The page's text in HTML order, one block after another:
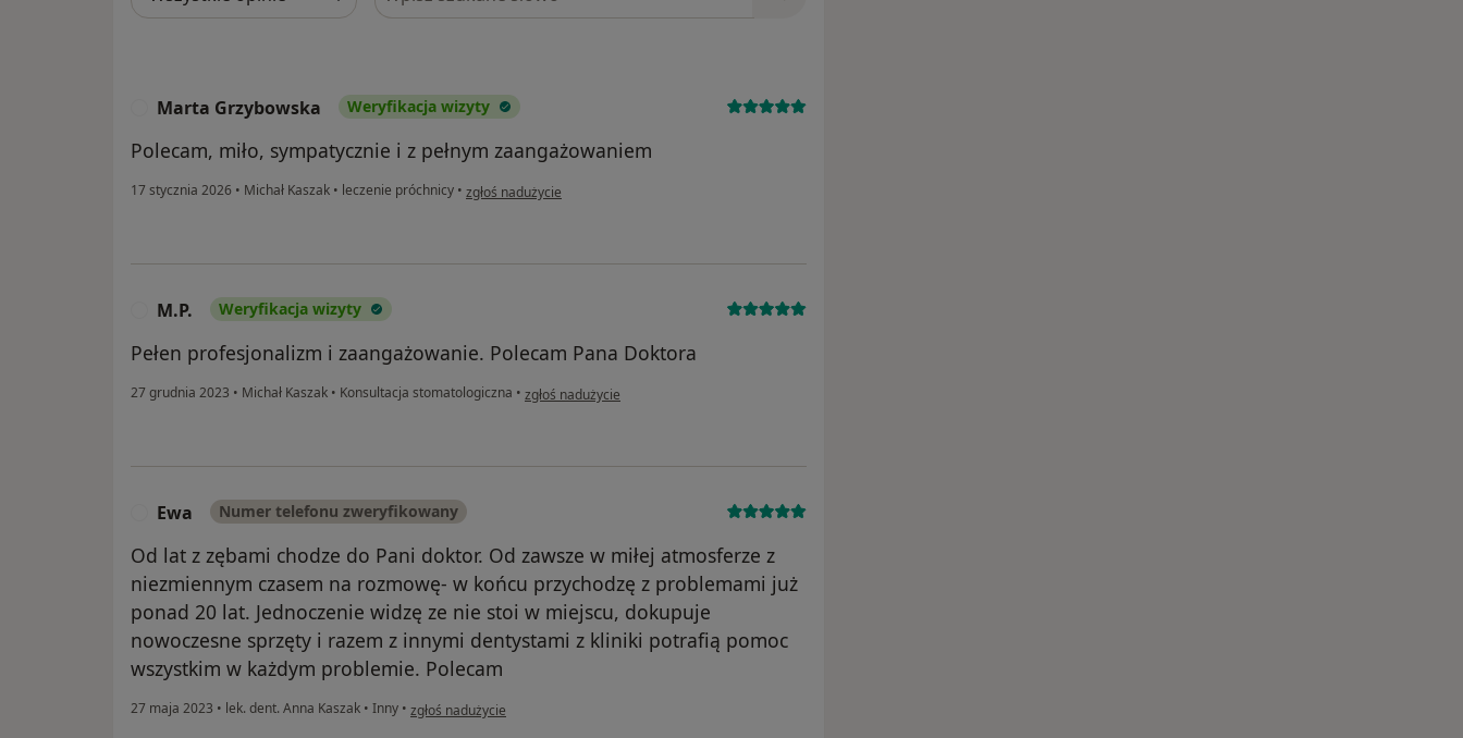
Marta Grzybowska Weryfikacja wizyty
Polecam, miło, sympatycznie i z pełnym zaangażowaniem
17 stycznia 2026 • Michał Kaszak • leczenie próchnicy • w opinii użytkownika Marta Grzybowska
zgłoś nadużycie
M.P. Weryfikacja wizyty
Pełen profesjonalizm i zaangażowanie. Polecam Pana Doktora
27 grudnia 2023 • Michał Kaszak • Konsultacja stomatologiczna • w opinii użytkownika M.P.
zgłoś nadużycie
Ewa Numer telefonu zweryfikowany
Od lat z zębami chodze do Pani doktor. Od zawsze w miłej atmosferze z
niezmiennym czasem na rozmowę- w końcu przychodzę z problemami już
ponad 20 lat. Jednoczenie widzę ze nie stoi w miejscu, dokupuje
nowoczesne sprzęty i razem z innymi dentystami z kliniki potrafią pomoc
wszystkim w każdym problemie. Polecam
27 maja 2023 • lek. dent. Anna Kaszak • Inny • w opinii użytkownika Ewa
zgłoś nadużycie